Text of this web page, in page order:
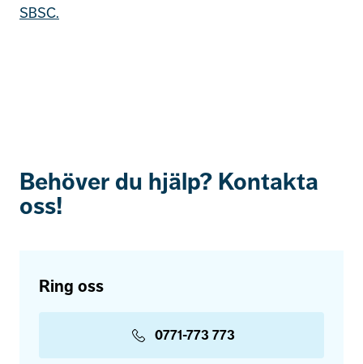
SBSC.
Behöver du hjälp? Kontakta
oss!
Ring oss
0771-773 773